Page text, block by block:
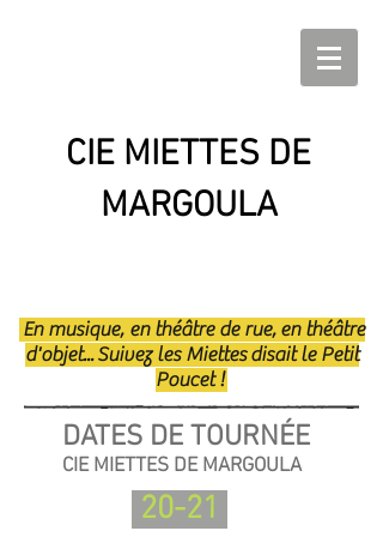
CIE MIETTES DE
MARGOULA
En musique, en théâtre de rue, en théâtre
d'objet... Suivez les Miettes disait le Petit
Poucet !
DATES DE TOURNÉE
CIE MIETTES DE MARGOULA
20-21